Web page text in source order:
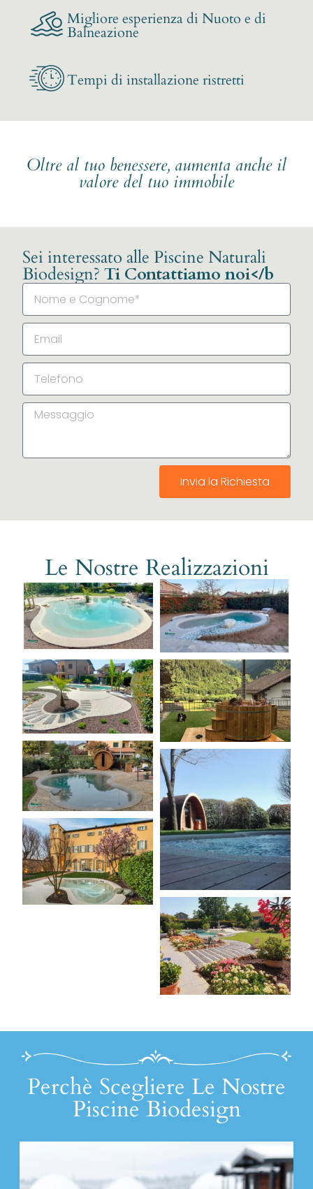
Migliore esperienza di Nuoto e di
Balneazione
Tempi di installazione ristretti
Oltre al tuo benessere, aumenta anche il
valore del tuo immobile
Sei interessato alle Piscine Naturali
Biodesign? Ti Contattiamo noi</b
Invia la Richiesta
Le Nostre Realizzazioni
Perchè Scegliere Le Nostre
Piscine Biodesign